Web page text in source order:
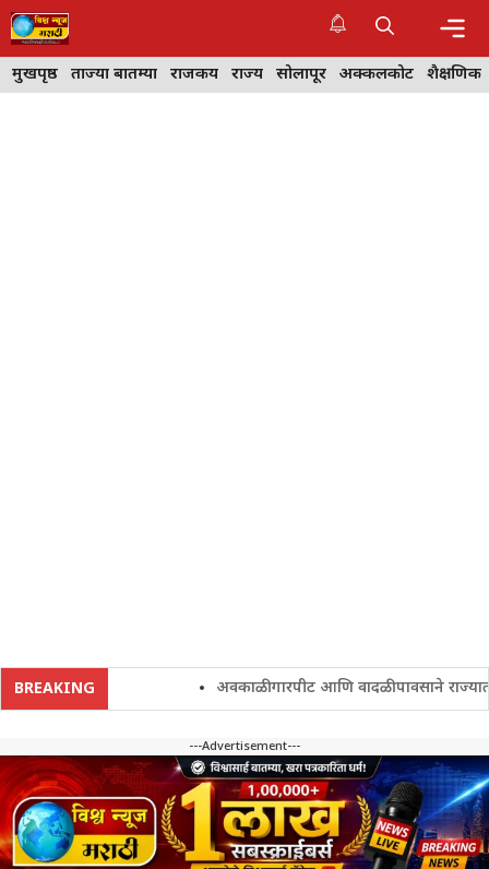
Skip
to
content
मुखपृष्ठ ताज्या बातम्या राजकीय राज्य सोलापूर अक्कलकोट शैक्षणिक
BREAKING अवकाळी गारपीट आणि वादळी पावसाने राज्यातील
---Advertisement---